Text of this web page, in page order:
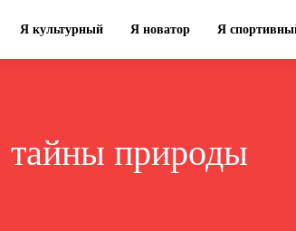
Я культурный Я новатор Я
тайны природы